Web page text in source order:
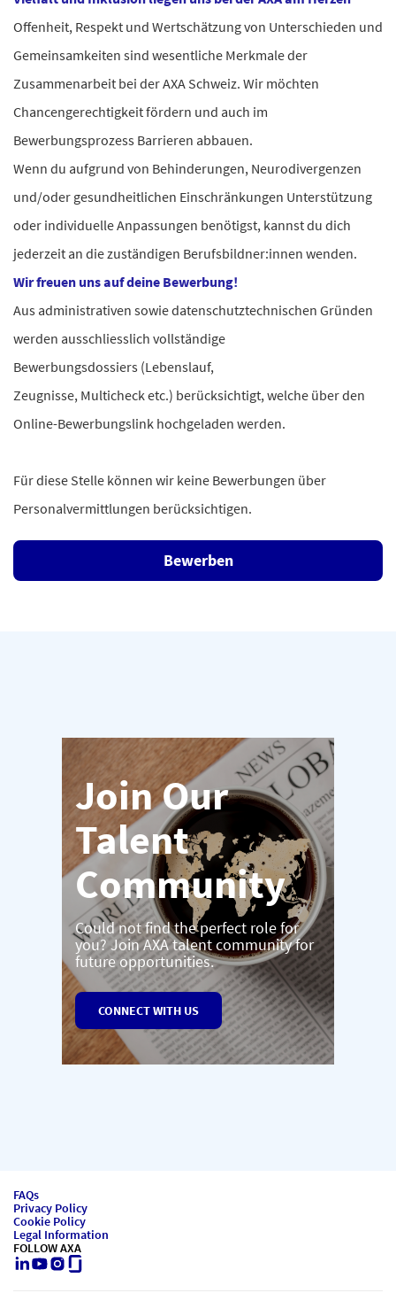
Offenheit, Respekt und Wertschätzung von Unterschieden und
Gemeinsamkeiten sind wesentliche Merkmale der
Zusammenarbeit bei der AXA Schweiz. Wir möchten
Chancengerechtigkeit fördern und auch im
Bewerbungsprozess Barrieren abbauen.
Wenn du aufgrund von Behinderungen, Neurodivergenzen
und/oder gesundheitlichen Einschränkungen Unterstützung
oder individuelle Anpassungen benötigst, kannst du dich
jederzeit an die zuständigen Berufsbildner:innen wenden.
Wir freuen uns auf deine Bewerbung!
Aus administrativen sowie datenschutztechnischen Gründen
werden ausschliesslich vollständige
Bewerbungsdossiers (Lebenslauf,
Zeugnisse, Multicheck etc.) berücksichtigt, welche über den
Online-Bewerbungslink hochgeladen werden.
Für diese Stelle können wir keine Bewerbungen über
Personalvermittlungen berücksichtigen.
Bewerben
Join Our
Talent
Community
Could not find the perfect role for
you? Join AXA talent community for
future opportunities.
CONNECT WITH US
FAQs
Privacy Policy
Cookie Policy
Legal Information
FOLLOW AXA
LinkedIn
Youtube
Instagram
Glassdoor